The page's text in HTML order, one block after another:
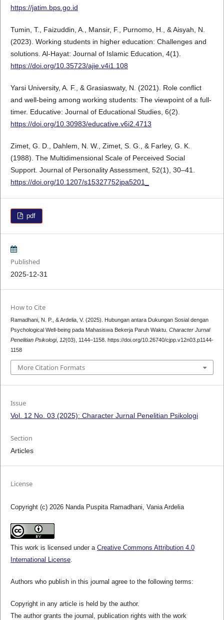
https://jatim.bps.go.id
Tumin, T., Faizuddin, A., Mansir, F., Purnomo, H., & Aisyah, N.
(2023). Working students in higher education: Challenges and
solutions. Al-Hayat: Journal of Islamic Education, 4(1).
https://doi.org/10.35723/ajie.v4i1.108
Yarsi University, A. F., & Grasiaswaty, N. (2021). Role conflict
and well-being among working students: The viewpoint of a full-
timer. Educative: Journal of Educational Studies, 6(2).
https://doi.org/10.30983/educative.v6i2.4713
Zimet, G. D., Dahlem, N. W., Zimet, S. G., & Farley, G. K.
(1988). The Multidimensional Scale of Perceived Social
Support. Journal of Personality Assessment, 52(1), 30–41.
https://doi.org/10.1207/s15327752jpa5201_
pdf
Published
2025-12-31
How to Cite
Ramadhani, N. P., & Ardelia, V. (2025). Hubungan antara Dukungan Sosial dengan
Psychological Well-being pada Mahasiswa Bekerja Paruh Waktu. Character Jurnal
Penelitian Psikologi, 12(03), 1144–1158. https://doi.org/10.26740/cjpp.v12n03.p1144-
1158
More Citation Formats
Issue
Vol. 12 No. 03 (2025): Character Jurnal Penelitian Psikologi
Section
Articles
License
Copyright (c) 2026 Nanda Puspita Ramadhani, Vania Ardelia
This work is licensed under a Creative Commons Attribution 4.0
International License.
Authors who publish in this journal agree to the following terms:
Copyright in any article is held by the author.
The author grants the journal, publication rights with the work